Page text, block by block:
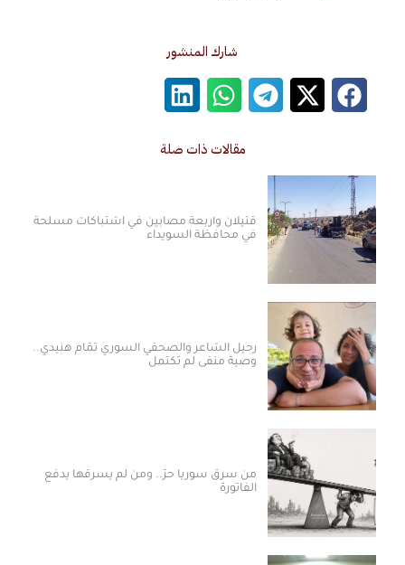
شارك المنشور
مقالات ذات صلة
قتيلان وأربعة مصابين في اشتباكات مسلحة
في محافظة السويداء
رحيل الشاعر والصحفي السوري تمّام هنيدي..
وصية منفى لم تكتمل
من سرق سوريا حرّ.. ومن لم يسرقها يدفع
الفاتورة